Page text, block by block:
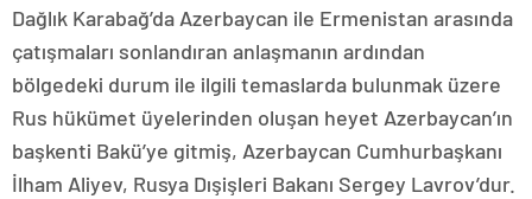
Dağlık Karabağ’da Azerbaycan ile Ermenistan arasında
çatışmaları sonlandıran anlaşmanın ardından
bölgedeki durum ile ilgili temaslarda bulunmak üzere
Rus hükümet üyelerinden oluşan heyet Azerbaycan’ın
başkenti Bakü’ye gitmiş, Azerbaycan Cumhurbaşkanı
İlham Aliyev, Rusya Dışişleri Bakanı Sergey Lavrov’dur.